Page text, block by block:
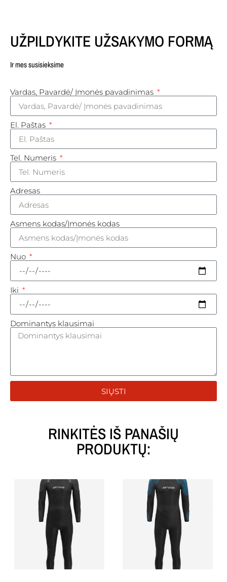
UŽPILDYKITE UŽSAKYMO FORMĄ
Ir mes susisieksime
Vardas, Pavardė/ Įmonės pavadinimas
El. Paštas
Tel. Numeris
Adresas
Asmens kodas/Įmonės kodas
Nuo
Iki
Dominantys klausimai
SIŲSTI
RINKITĖS IŠ PANAŠIŲ
PRODUKTŲ: